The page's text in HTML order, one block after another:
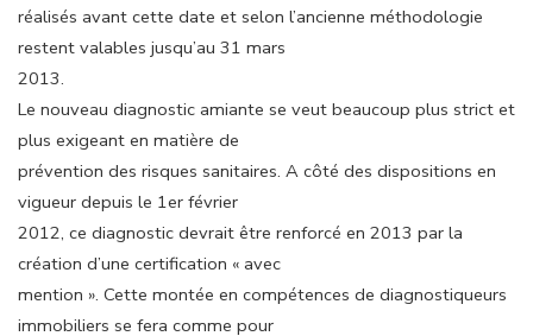
réalisés avant cette date et selon l’ancienne méthodologie
restent valables jusqu’au 31 mars
2013.
Le nouveau diagnostic amiante se veut beaucoup plus strict et
plus exigeant en matière de
prévention des risques sanitaires. A côté des dispositions en
vigueur depuis le 1er février
2012, ce diagnostic devrait être renforcé en 2013 par la
création d’une certification « avec
mention ». Cette montée en compétences de diagnostiqueurs
immobiliers se fera comme pour